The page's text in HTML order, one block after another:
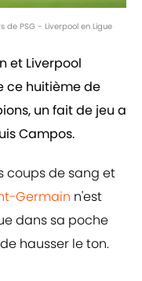
PSG - Liverpool en Ligue
et Liverpool
ce huitième de
un fait de jeu a
Campos.
coups de sang et
Germain n'est
dans sa poche
hausser le ton.